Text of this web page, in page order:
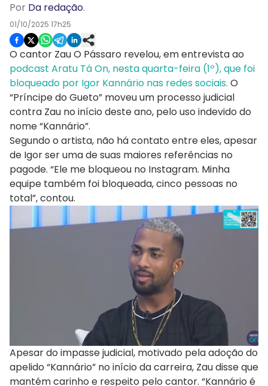
Por Da redação.
01/10/2025 17h25
O cantor Zau O Pássaro revelou, em entrevista ao
podcast Aratu Tá On, nesta quarta-feira (1º), que foi
bloqueado por Igor Kannário nas redes sociais. O
“Príncipe do Gueto” moveu um processo judicial
contra Zau no início deste ano, pelo uso indevido do
nome “Kannário”.
Segundo o artista, não há contato entre eles, apesar
de Igor ser uma de suas maiores referências no
pagode. “Ele me bloqueou no Instagram. Minha
equipe também foi bloqueada, cinco pessoas no
total”, contou.
Apesar do impasse judicial, motivado pela adoção do
apelido “Kannário” no início da carreira, Zau disse que
mantém carinho e respeito pelo cantor. “Kannário é